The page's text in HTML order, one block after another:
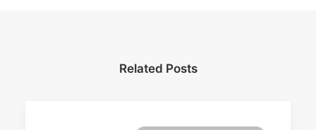
Related Posts